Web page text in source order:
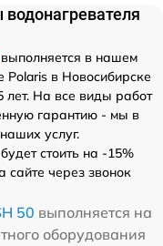
выполняется в нашем
Polaris в Новосибирске
лет. На все виды работ
гарантию - мы в
услуг.
стоить на -15%
через звонок
50 выполняется на
оборудования